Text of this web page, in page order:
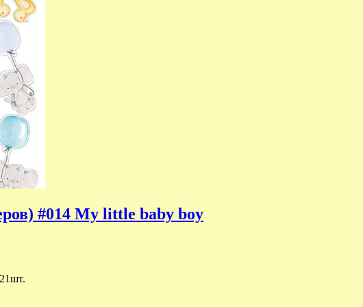
#014 My little baby boy